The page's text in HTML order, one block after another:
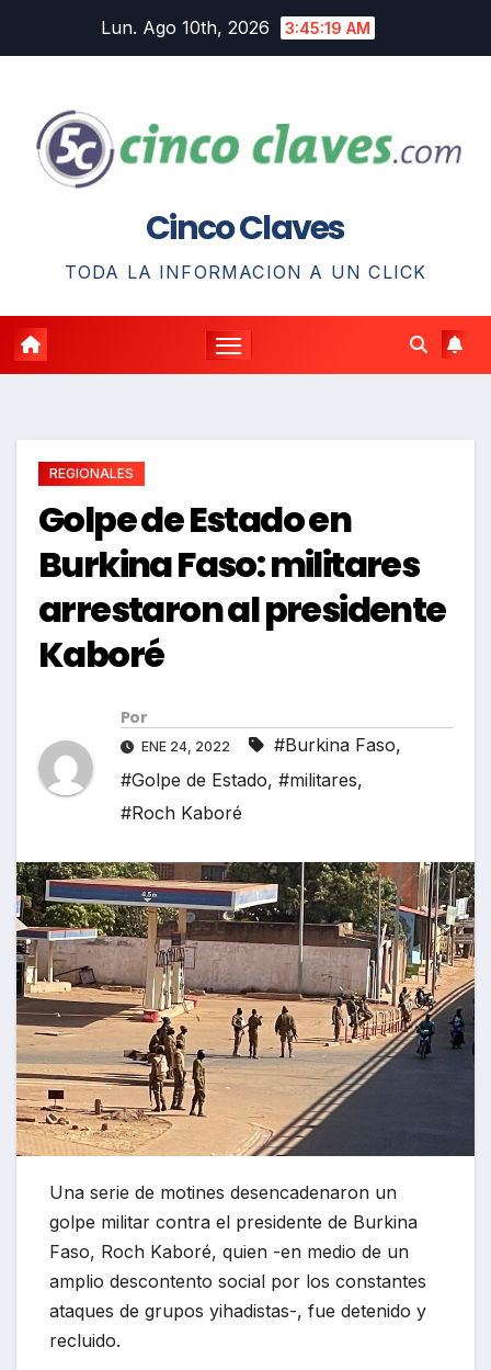
Lun. Ago 10th, 2026 3:45:20 AM
Cinco Claves
TODA LA INFORMACION A UN CLICK
REGIONALES
Golpe de Estado en
Burkina Faso: militares
arrestaron al presidente
Kaboré
Por
ENE 24, 2022 #Burkina Faso,
#Golpe de Estado, #militares,
#Roch Kaboré
Una serie de motines desencadenaron un
golpe militar contra el presidente de Burkina
Faso, Roch Kaboré, quien -en medio de un
amplio descontento social por los constantes
ataques de grupos yihadistas-, fue detenido y
recluido.